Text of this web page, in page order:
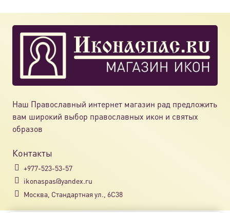
Наш Православный интернет магазин рад предложить
вам широкий выбор православных икон и святых
образов
Контакты
+977-523-53-57
ikonaspas@yandex.ru
Москва, Стандартная ул., 6С38